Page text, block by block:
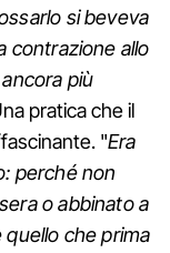
si beveva
contrazione allo
più
pratica che il
"Era
perché non
o abbinato a
quello che prima